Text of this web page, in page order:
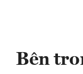
Bên